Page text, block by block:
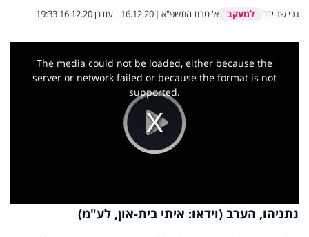
גבי שניידר למעקב א' טבת התשפ"א |
16.12.20
| עודכן16.12.20 19:33
Play
This
The media could not be loaded, either because the
server or network failed or because the format is not
supported.
נתניהו, הערב (וידאו: איתי בית-און, לע"מ)